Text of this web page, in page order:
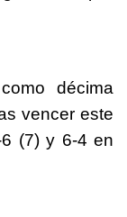
décima
vencer este
(7) y 6-4 en